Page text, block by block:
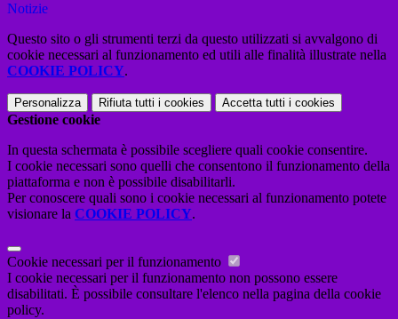
Notizie
Questo sito o gli strumenti terzi da questo utilizzati si avvalgono di
cookie necessari al funzionamento ed utili alle finalità illustrate nella
COOKIE POLICY.
Personalizza Rifiuta tutti i cookies Accetta tutti i cookies
Gestione cookie
In questa schermata è possibile scegliere quali cookie consentire.
I cookie necessari sono quelli che consentono il funzionamento della
piattaforma e non è possibile disabilitarli.
Per conoscere quali sono i cookie necessari al funzionamento potete
visionare la COOKIE POLICY.
Cookie necessari per il funzionamento
I cookie necessari per il funzionamento non possono essere
disabilitati. È possibile consultare l'elenco nella pagina della cookie
policy.